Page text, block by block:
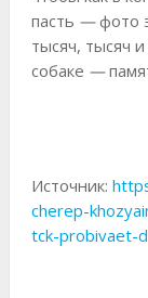
пасть —фото
тысяч, тысяч
собаке —
Источник:
cherep-
tck-probivaet-